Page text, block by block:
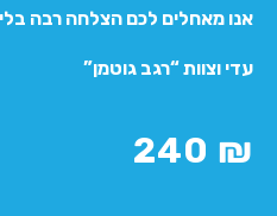
אנו מאחלים לכם הצלחה רבה
עדי וצוות “רגב גוטמן”
240 ₪